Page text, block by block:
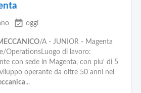
event_available oggi
/A - JUNIOR - Magenta
OperationsLuogo di lavoro:
con sede in Magenta, con piu' di 5
operante da oltre 50 anni nel
...